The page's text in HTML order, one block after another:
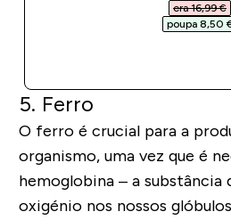
era 16,99 €‎
poupa 8,50
5. Ferro
O ferro é crucial para a
organismo, uma vez que é
hemoglobina – a substância
oxigénio nos nossos